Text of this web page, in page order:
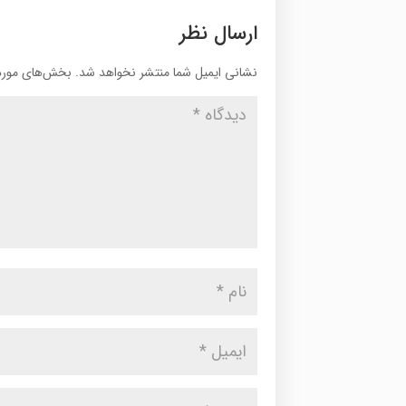
ارسال نظر
نشانی ایمیل شما منتشر نخواهد شد. بخش‌های